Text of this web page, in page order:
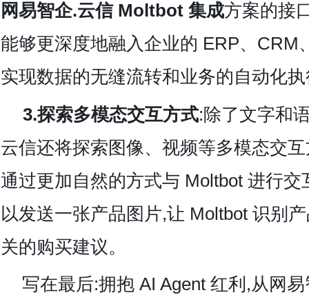
网易智企.云信 Moltbot 集成方案的接
能够更深度地融入企业的 ERP、CRM
实现数据的无缝流转和业务的自动化
3.探索多模态交互方式:除了文字和
云信还将探索图像、视频等多模态交
通过更加自然的方式与 Moltbot 进行交
以发送一张产品图片,让 Moltbot 识别
关的购买建议。
写在最后:拥抱 AI Agent 红利,从 网